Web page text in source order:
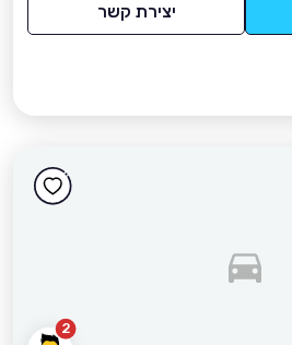
יצירת קשר
2